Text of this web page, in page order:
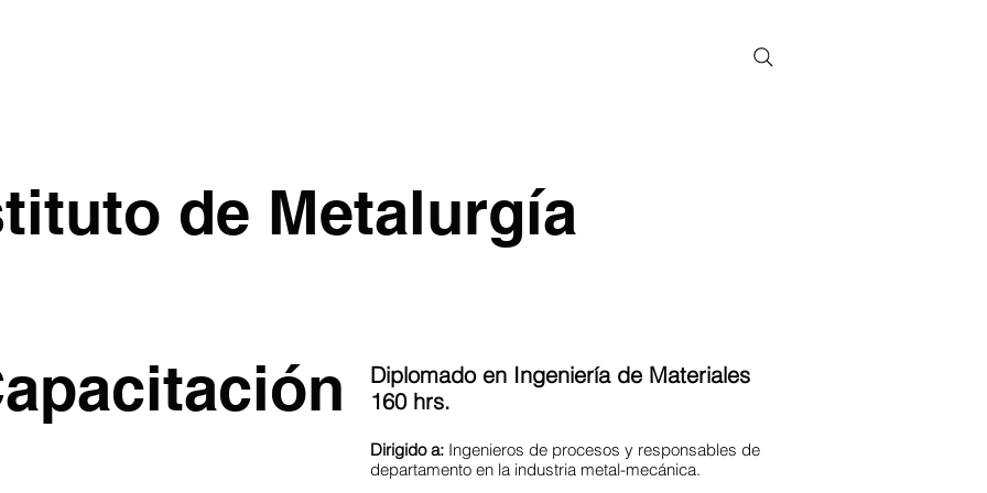
CAPACITACIÓN A SECTOR GUBERNAMENTAL
de Metalurgía
Diplomado en Ingeniería de Materiales
160 hrs.
Dirigido a: Ingenieros de procesos y responsables de
departamento en la industria metal-mecánica.